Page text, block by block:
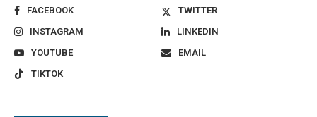
FACEBOOK
TWITTER
INSTAGRAM
LINKEDIN
YOUTUBE
EMAIL
TIKTOK